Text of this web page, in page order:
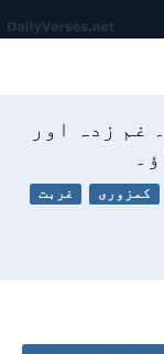
غم زدہ اور
کمزوری غربت